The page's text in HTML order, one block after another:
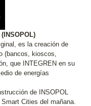
es la creación de
(bancos, kioscos,
que INTEGREN en su
de energías
de INSOPOL
Cities del mañana.